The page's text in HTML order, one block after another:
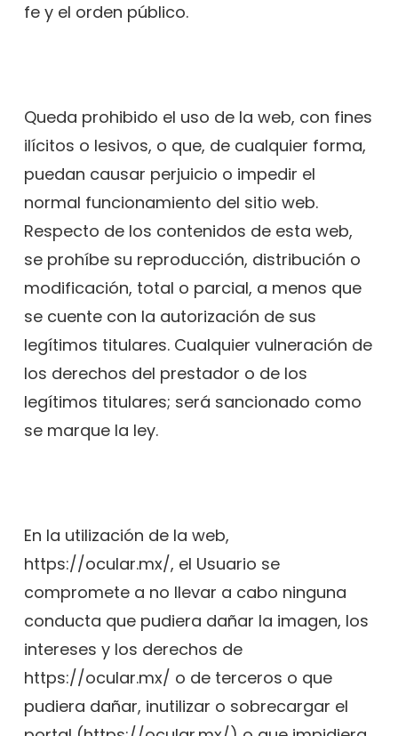
fe y el orden público.
Queda prohibido el uso de la web, con fines
ilícitos o lesivos, o que, de cualquier forma,
puedan causar perjuicio o impedir el
normal funcionamiento del sitio web.
Respecto de los contenidos de esta web,
se prohíbe su reproducción, distribución o
modificación, total o parcial, a menos que
se cuente con la autorización de sus
legítimos titulares. Cualquier vulneración de
los derechos del prestador o de los
legítimos titulares; será sancionado como
se marque la ley.
En la utilización de la web,
https://ocular.mx/, el Usuario se
compromete a no llevar a cabo ninguna
conducta que pudiera dañar la imagen, los
intereses y los derechos de
https://ocular.mx/ o de terceros o que
pudiera dañar, inutilizar o sobrecargar el